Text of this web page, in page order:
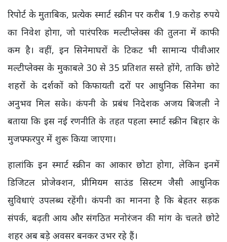
रिपोर्ट के मुताबिक, प्रत्येक स्मार्ट स्क्रीन पर करीब 1.9 करोड़ रुपये
का निवेश होगा, जो पारंपरिक मल्टीप्लेक्स की तुलना में काफी
कम है। वहीं, इन सिनेमाघरों के टिकट भी सामान्य पीवीआर
मल्टीप्लेक्स के मुकाबले 30 से 35 प्रतिशत सस्ते होंगे, ताकि छोटे
शहरों के दर्शकों को किफायती दरों पर आधुनिक सिनेमा का
अनुभव मिल सके। कंपनी के प्रबंध निदेशक अजय बिजली ने
बताया कि इस नई रणनीति के तहत पहला स्मार्ट स्क्रीन बिहार के
मुजफ्फरपुर में शुरू किया जाएगा।
हालांकि इन स्मार्ट स्क्रीन का आकार छोटा होगा, लेकिन इनमें
डिजिटल प्रोजेक्शन, प्रीमियम साउंड सिस्टम जैसी आधुनिक
सुविधाएं उपलब्ध रहेंगी। कंपनी का मानना है कि बेहतर सड़क
संपर्क, बढ़ती आय और संगठित मनोरंजन की मांग के चलते छोटे
शहर अब बड़े अवसर बनकर उभर रहे हैं।